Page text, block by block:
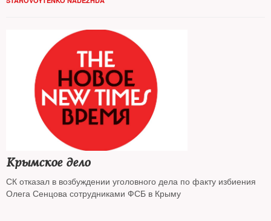
Крымское дело
СК отказал в возбуждении уголовного дела по факту избиения
Олега Сенцова сотрудниками ФСБ в Крыму